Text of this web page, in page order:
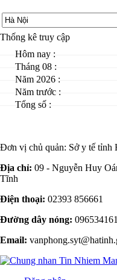
Thống kê truy cập
Hôm nay :
Tháng 08 :
Năm 2026 :
Năm trước :
Tổng số :
Đơn vị chủ quản: Sở y tế tỉnh
Địa chỉ: 09 - Nguyễn Huy
Tĩnh
Điện thoại: 02393 856661
Đường dây nóng:
Email: